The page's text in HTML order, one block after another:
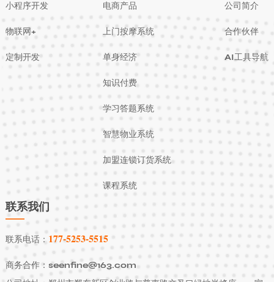
小程序开发
物联网+
定制开发
电商产品
上门按摩系统
单身经济
知识付费
学习答题系统
智慧物业系统
加盟连锁订货系统
课程系统
公司简介
合作伙伴
AI工具导航
联系我们
联系电话： 177-5253-5515
商务合作：seenfine@163.com